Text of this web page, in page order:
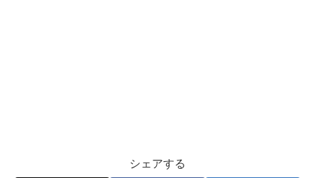
シェアする